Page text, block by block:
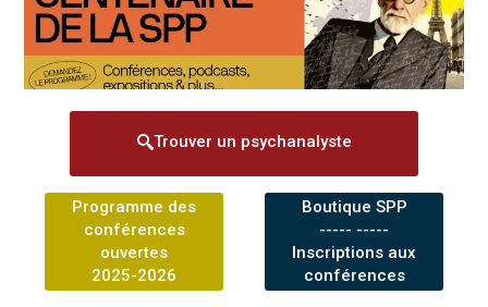
Trouver un psychanalyste
Programme des
conférences
ouvertes
2025-2026
Boutique SPP
----- -----
Inscriptions aux
conférences